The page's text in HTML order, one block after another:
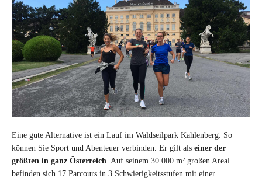
Eine gute Alternative ist ein Lauf im Waldseilpark Kahlenberg. So
können Sie Sport und Abenteuer verbinden. Er gilt als einer der
größten in ganz Österreich . Auf seinem 30.000 m² großen Areal
befinden sich 17 Parcours in 3 Schwierigkeitsstufen mit einer